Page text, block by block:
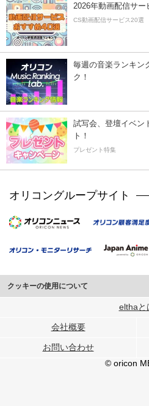
2026年動画配信サー
CS動画配信サービス20選
毎週の音楽ランキン
ク！
試写会、登壇イベン
ト！
プレゼント特集
オリコングループサイト
クッキーの使用について
このサイトでは Cookie を使用して、ユー
行っています。
メディアや広告配信、データ解析の各パー
各パートナーは、この情報とユーザーが
ユーザーが各パートナーのサービスを使
elthaと
会社概要
お問い合わせ
© oricon